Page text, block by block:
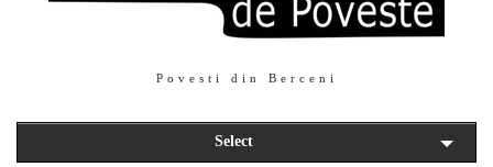
Povesti din Berceni
Select